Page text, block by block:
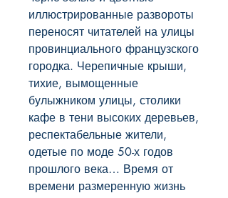
иллюстрированные развороты
переносят читателей на улицы
провинциального французского
городка. Черепичные крыши,
тихие, вымощенные
булыжником улицы, столики
кафе в тени высоких деревьев,
респектабельные жители,
одетые по моде 50-х годов
прошлого века… Время от
времени размеренную жизнь